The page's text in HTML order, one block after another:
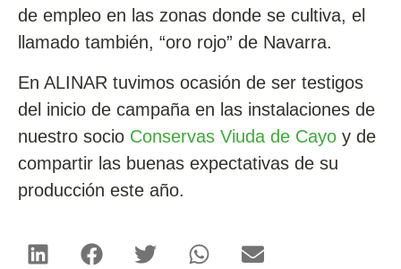
de empleo en las zonas donde se cultiva, el
llamado también, “oro rojo” de Navarra.
En ALINAR tuvimos ocasión de ser testigos
del inicio de campaña en las instalaciones de
nuestro socio Conservas Viuda de Cayo y de
compartir las buenas expectativas de su
producción este año.